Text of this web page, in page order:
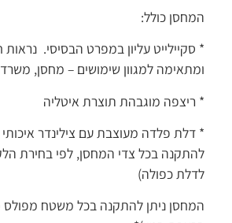
המחסן כולל:
* סקיילייט עליון במפרט הבסיסי.
ומתאימה למגוון שימושים – מחסן,
* ריצפה מוגבהת תוצרת איטליה
* דלת פלדה מעוצבת עם צילינדר
להתקנה בכל צדי המחסן, לפי בחירת
לדלת כפולה)
המחסן ניתן להתקנה בכל משטח